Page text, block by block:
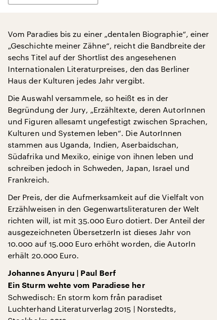
Vom Paradies bis zu einer „dentalen Biographie“, einer
„Geschichte meiner Zähne“, reicht die Bandbreite der
sechs Titel auf der Shortlist des angesehenen
Internationalen Literaturpreises, den das Berliner
Haus der Kulturen jedes Jahr vergibt.
Die Auswahl versammele, so heißt es in der
Begründung der Jury, „Erzähltexte, deren AutorInnen
und Figuren allesamt ungefestigt zwischen Sprachen,
Kulturen und Systemen leben“. Die AutorInnen
stammen aus Uganda, Indien, Aserbaidschan,
Südafrika und Mexiko, einige von ihnen leben und
schreiben jedoch in Schweden, Japan, Israel und
Frankreich.
Der Preis, der die Aufmerksamkeit auf die Vielfalt von
Erzählweisen in den Gegenwartsliteraturen der Welt
richten will, ist mit 35.000 Euro dotiert. Der Anteil der
ausgezeichneten ÜbersetzerIn ist dieses Jahr von
10.000 auf 15.000 Euro erhöht worden, die AutorIn
erhält 20.000 Euro.
Johannes Anyuru | Paul Berf
Ein Sturm wehte vom Paradiese her
Schwedisch: En storm kom från paradiset
Luchterhand Literaturverlag 2015 | Norstedts,